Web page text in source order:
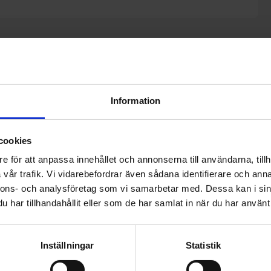
Information
för att anpassa innehållet och annonserna till användarna,
trafik. Vi vidarebefordrar även sådana identifierare och
och analysföretag som vi samarbetar med. Dessa kan i
har tillhandahållit eller som de har samlat in när du har
Inställningar Statistik